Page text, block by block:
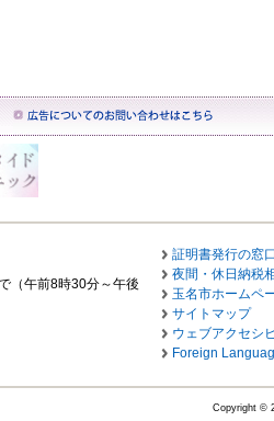
（午前8時30分～午後
証明書発行の窓
夜間・休日納税
玉名市ホームペ
サイトマップ
ウェブアクセシ
Foreign
Copyright ©